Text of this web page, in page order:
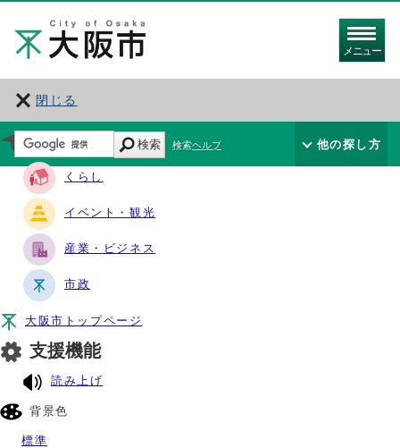
メニュー
閉じる
サイト・ナビ
くらし
イベント・観光
産業・ビジネス
市政
大阪市トップページ
支援機能
読み上げ
背景色
標準
検索 検索ヘルプ 他の探し方